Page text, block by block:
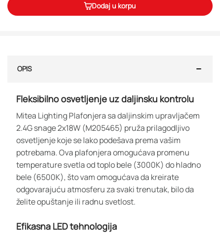
Dodaj u korpu
OPIS
Fleksibilno osvetljenje uz daljinsku kontrolu
Mitea Lighting Plafonjera sa daljinskim upravljačem
2.4G snage 2x18W (M205465) pruža prilagodljivo
osvetljenje koje se lako podešava prema vašim
potrebama. Ova plafonjera omogućava promenu
temperature svetla od toplo bele (3000K) do hladno
bele (6500K), što vam omogućava da kreirate
odgovarajuću atmosferu za svaki trenutak, bilo da
želite opuštanje ili radnu svetlost.
Efikasna LED tehnologija